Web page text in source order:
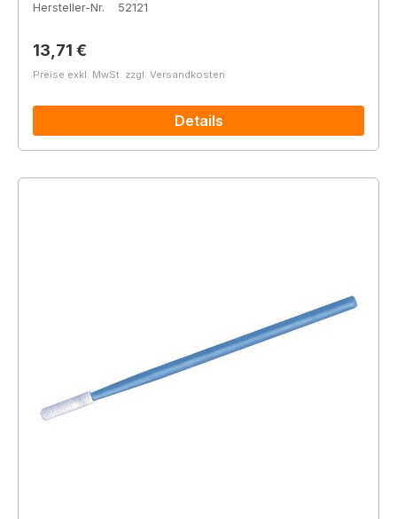
Hersteller-Nr.
52121
Regulärer Preis:
13,71 €
Preise exkl. MwSt. zzgl. Versandkosten
Details